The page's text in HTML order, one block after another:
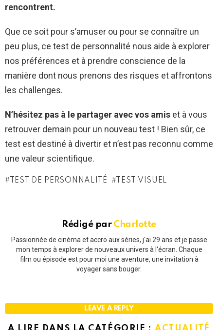
rencontrent.
Que ce soit pour s’amuser ou pour se connaître un
peu plus, ce test de personnalité nous aide à explorer
nos préférences et à prendre conscience de la
manière dont nous prenons des risques et affrontons
les challenges.
N’hésitez pas à le partager avec vos amis et à vous
retrouver demain pour un nouveau test ! Bien sûr, ce
test est destiné à divertir et n’est pas reconnu comme
une valeur scientifique.
TEST DE PERSONNALITÉ TEST VISUEL
Rédigé par Charlotte
Passionnée de cinéma et accro aux séries, j'ai 29 ans et je passe
mon temps à explorer de nouveaux univers à l'écran. Chaque
film ou épisode est pour moi une aventure, une invitation à
voyager sans bouger.
LEAVE A REPLY